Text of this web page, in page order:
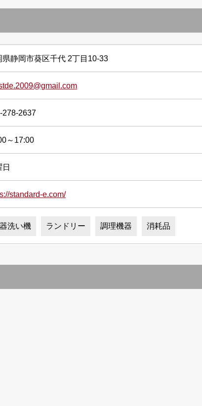
県静岡市葵区千代 2丁⽬10-33
278-2637
～17:00
standard-e.com/
洗い機 ランドリー 調理機器 消耗品